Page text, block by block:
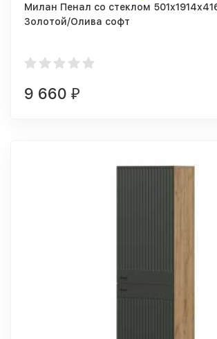
Милан Пенал со стеклом
Золотой/Олива софт
9 660 ₽